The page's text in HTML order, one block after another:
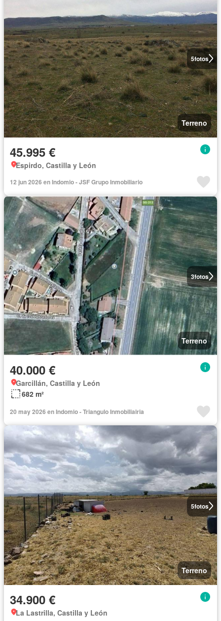
5fotos
Terreno
45.995 €
Espirdo, Castilla y León
12 jun 2026 en Indomio - JSF Grupo Inmobiliario
3fotos
Terreno
40.000 €
Garcillán, Castilla y León
682 m²
20 may 2026 en Indomio - Triangulo Inmobiliairia
5fotos
Terreno
34.900 €
La Lastrilla, Castilla y León